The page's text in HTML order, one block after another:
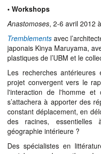
• Workshops
Anastomoses, 2-6 avril 2012
Tremblements avec
japonais Kinya Maruyama,
plastiques de l’UBM et le
Les recherches
projet convergent vers le
l'interaction de l'homme et
s’attachera à apporter des
constant déplacement, en
des racines,
géographie intérieure ?
Des spécialistes en